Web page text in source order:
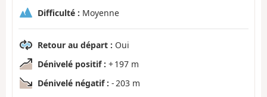
Difficulté : Moyenne
Retour au départ : Oui
Dénivelé positif : + 197 m
Dénivelé négatif : - 203 m